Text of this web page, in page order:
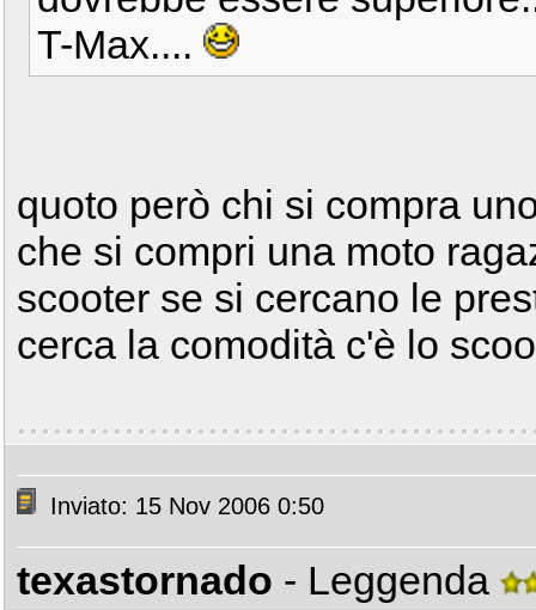
T-Max....
quoto però chi si compra
che si compri una moto
scooter se si cercano le
cerca la comodità c'è lo
Inviato: 15 Nov 2006 0:50
texastornado - Leggenda